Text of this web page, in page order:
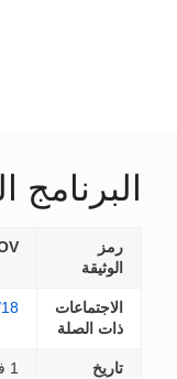
رمز
الوثيقة
الاجتماعات
ذات الصلة
تاريخ
1 فبراير 2018